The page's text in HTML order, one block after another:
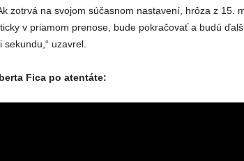
zotrvá na svojom súčasnom nastavení, hrôza z 15.
v priamom prenose, bude pokračovať a budú
uzavrel.
Fica po atentáte: